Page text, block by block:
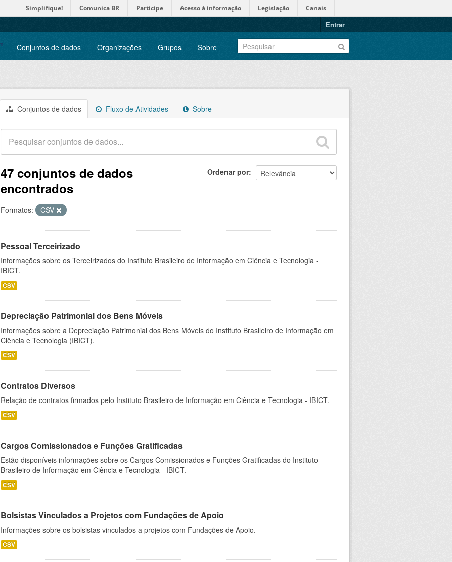
Simplifique! Comunica BR Participe Acesso à informação Legislação Canais
Entrar
Conjuntos de dados Organizações Grupos Sobre
Conjuntos de dados Fluxo de Atividades Sobre
Ordenar por
47 conjuntos de dados
encontrados
Formatos: CSV
Pessoal Terceirizado
Informações sobre os Terceirizados do Instituto Brasileiro de Informação em Ciência e Tecnologia -
IBICT.
CSV
Depreciação Patrimonial dos Bens Móveis
Informações sobre a Depreciação Patrimonial dos Bens Móveis do Instituto Brasileiro de Informação em
Ciência e Tecnologia (IBICT).
CSV
Contratos Diversos
Relação de contratos firmados pelo Instituto Brasileiro de Informação em Ciência e Tecnologia - IBICT.
CSV
Cargos Comissionados e Funções Gratificadas
Estão disponíveis informações sobre os Cargos Comissionados e Funções Gratificadas do Instituto
Brasileiro de Informação em Ciência e Tecnologia - IBICT.
CSV
Bolsistas Vinculados a Projetos com Fundações de Apoio
Informações sobre os bolsistas vinculados a projetos com Fundações de Apoio.
CSV